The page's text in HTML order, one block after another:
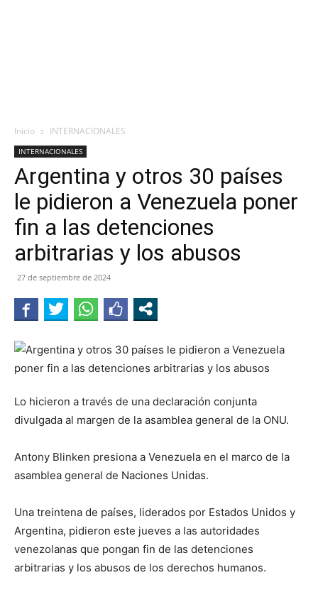
Inicio INTERNACIONALES
INTERNACIONALES
Argentina y otros 30 países
le pidieron a Venezuela poner
fin a las detenciones
arbitrarias y los abusos
27 de septiembre de 2024
Lo hicieron a través de una declaración conjunta
divulgada al margen de la asamblea general de la ONU.
Antony Blinken presiona a Venezuela en el marco de la
asamblea general de Naciones Unidas.
Una treintena de países, liderados por Estados Unidos y
Argentina, pidieron este jueves a las autoridades
venezolanas que pongan fin de las detenciones
arbitrarias y los abusos de los derechos humanos.